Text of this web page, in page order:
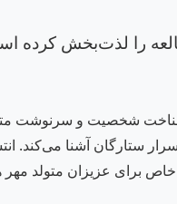
را لذت‌بخش کرده
شناخت شخصیت و سرنوشت
ستارگان آشنا می‌کند.
برای عزیزان متولد مهر